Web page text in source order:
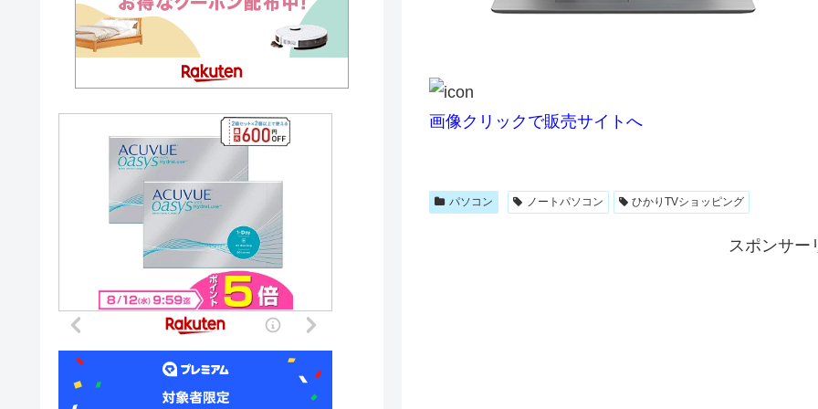
画像クリックで販売サイトへ
パソコン ノートパソコン ひかりTVショッピング
スポンサー